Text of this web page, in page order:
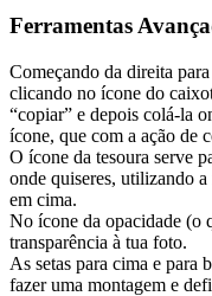
Ferramentas
Começando da direita
clicando no ícone do
“copiar” e depois colá-la
ícone, que com a ação de
O ícone da tesoura serve
onde quiseres, utilizando
em cima.
No ícone da opacidade (o
transparência à tua foto.
As setas para cima e para
fazer uma montagem e